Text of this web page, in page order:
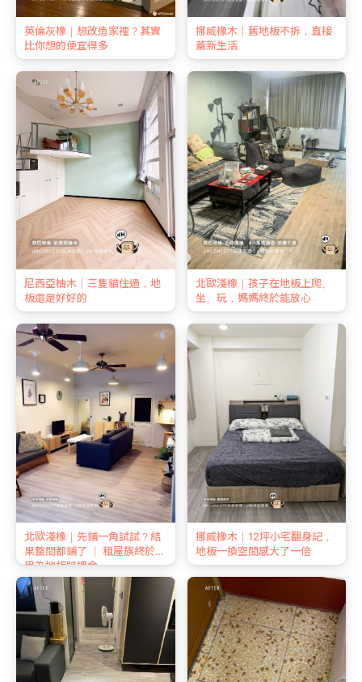
英倫灰橡｜想改造家裡？其實
比你想的便宜得多
挪威橡木｜舊地板不拆，直接
蓋新生活
尼西亞柚木｜三隻貓住過，地
板還是好好的
北歐淺橡｜孩子在地板上爬、
坐、玩，媽媽終於能放心
北歐淺橡｜先鋪一角試試？結
果整間都鋪了 ｜ 租屋族終於不
用為地板賠押金
挪威橡木｜12坪小宅翻身記，
地板一換空間感大了一倍